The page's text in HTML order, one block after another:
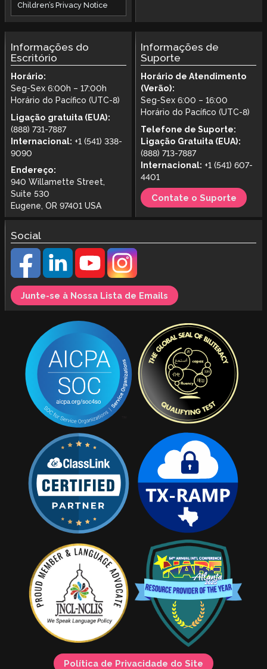
Children’s Privacy Notice
Informações do
Escritório
Horário:
Seg-Sex 6:00h – 17:00h
Horário do Pacífico (UTC-8)
Ligação gratuita (EUA):
(888) 731-7887
Internacional: +1 (541) 338-
9090
Endereço:
940 Willamette Street,
Suite 530
Eugene, OR 97401 USA
Informações de
Suporte
Horário de Atendimento
(Verão):
Seg-Sex 6:00 – 16:00
Horário do Pacífico (UTC-8)
Telefone de Suporte:
Ligação Gratuita (EUA):
(888) 713-7887
Internacional: +1 (541) 607-
4401
Contate o Suporte
Social
Junte-se à Nossa Lista de Emails
Política de Privacidade do Site